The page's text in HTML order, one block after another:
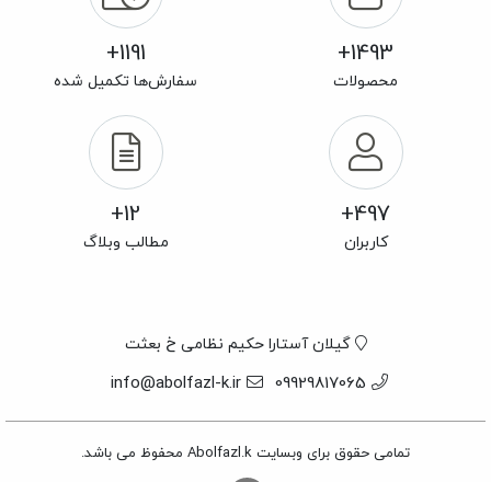
1493+
محصولات
1191+
سفارش‌ها تکمیل شده
497+
کاربران
12+
مطالب وبلاگ
گیلان آستارا حکیم نظامی خ بعثت
09929817065
info@abolfazl-k.ir
تمامی حقوق برای وبسایت Abolfazl.k محفوظ می باشد.